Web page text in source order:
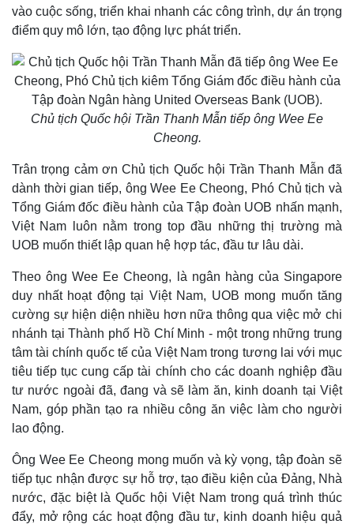
Vụ án
Tin nóng
Tư vấn luật
Vũ khí
Việt Nam
Phân tích
Thể thao
Bóng đá
Lịch thi đấu bóng đá
eSports
Hậu trường
Ô tô - Xe máy
Ô tô
vào cuộc sống, triển khai nhanh các công trình, dự án trọng
điểm quy mô lớn, tạo động lực phát triển.
Chủ tịch Quốc hội Trần Thanh Mẫn tiếp ông Wee Ee
Cheong.
Trân trọng cảm ơn Chủ tịch Quốc hội Trần Thanh Mẫn đã
dành thời gian tiếp, ông Wee Ee Cheong, Phó Chủ tịch và
Tổng Giám đốc điều hành của Tập đoàn UOB nhấn mạnh,
Việt Nam luôn nằm trong top đầu những thị trường mà
UOB muốn thiết lập quan hệ hợp tác, đầu tư lâu dài.
Theo ông Wee Ee Cheong, là ngân hàng của Singapore
duy nhất hoạt động tại Việt Nam, UOB mong muốn tăng
cường sự hiện diện nhiều hơn nữa thông qua việc mở chi
nhánh tại Thành phố Hồ Chí Minh - một trong những trung
tâm tài chính quốc tế của Việt Nam trong tương lai với mục
tiêu tiếp tục cung cấp tài chính cho các doanh nghiệp đầu
tư nước ngoài đã, đang và sẽ làm ăn, kinh doanh tại Việt
Nam, góp phần tạo ra nhiều công ăn việc làm cho người
lao động.
Ông Wee Ee Cheong mong muốn và kỳ vọng, tập đoàn sẽ
tiếp tục nhận được sự hỗ trợ, tạo điều kiện của Đảng, Nhà
nước, đặc biệt là Quốc hội Việt Nam trong quá trình thúc
đẩy, mở rộng các hoạt động đầu tư, kinh doanh hiệu quả